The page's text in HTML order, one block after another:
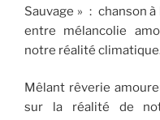
Sauvage » : chanson
entre mélancolie
notre réalité
Mêlant rêverie
sur la réalité de